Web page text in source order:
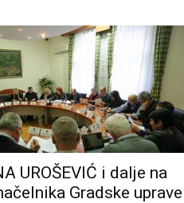
UROŠEVIĆ i dalje na
Gradske uprave